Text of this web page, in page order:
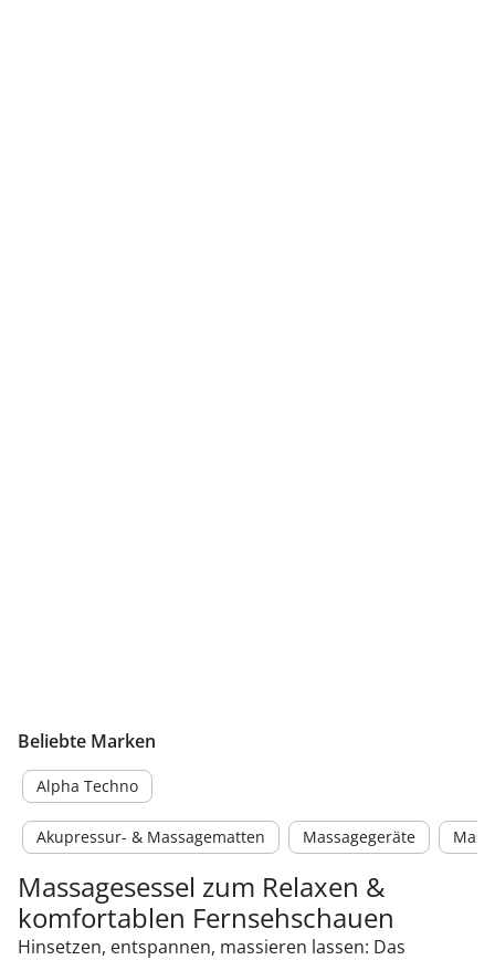
Beliebte Marken
Alpha Techno
Akupressur- & Massagematten Massagegeräte
Massagesessel zum Relaxen &
komfortablen Fernsehschauen
Hinsetzen, entspannen, massieren lassen: Das